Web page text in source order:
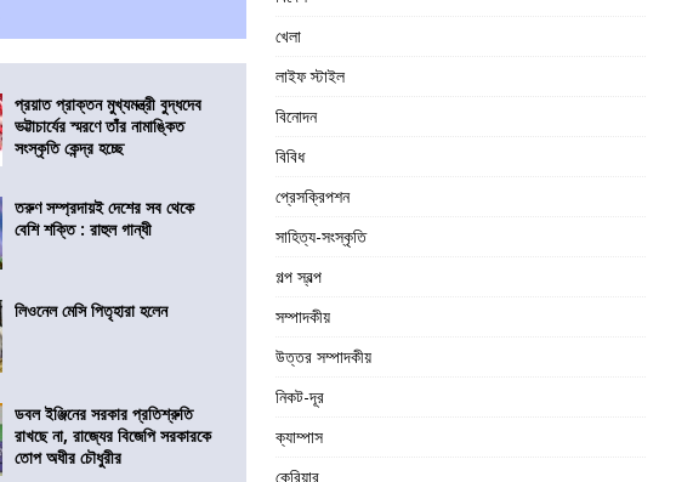
প্রয়াত প্রাক্তন মুখ্যমন্ত্রী বুদ্ধদেব
ভট্টাচার্যের স্মরণে তাঁর নামাঙ্কিত
সংস্কৃতি কেন্দ্র হচ্ছে
তরুণ সম্প্রদায়ই দেশের সব থেকে
বেশি শক্তি : রাহুল গান্ধী
লিওনেল মেসি পিতৃহারা হলেন
ডবল ইঞ্জিনের সরকার প্রতিশ্রুতি
রাখছে না, রাজ্যের বিজেপি সরকারকে
তোপ অধীর চৌধুরীর
খেলা
লাইফ স্টাইল
বিনোদন
বিবিধ
প্রেসক্রিপশন
সাহিত্য-সংস্কৃতি
গল্প স্বল্প
সম্পাদকীয়
উত্তর সম্পাদকীয়
নিকট-দূর
ক্যাম্পাস
কেরিয়ার